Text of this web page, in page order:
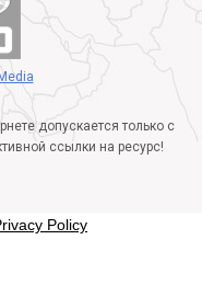
допускается только с
ссылки на ресурс!
Policy